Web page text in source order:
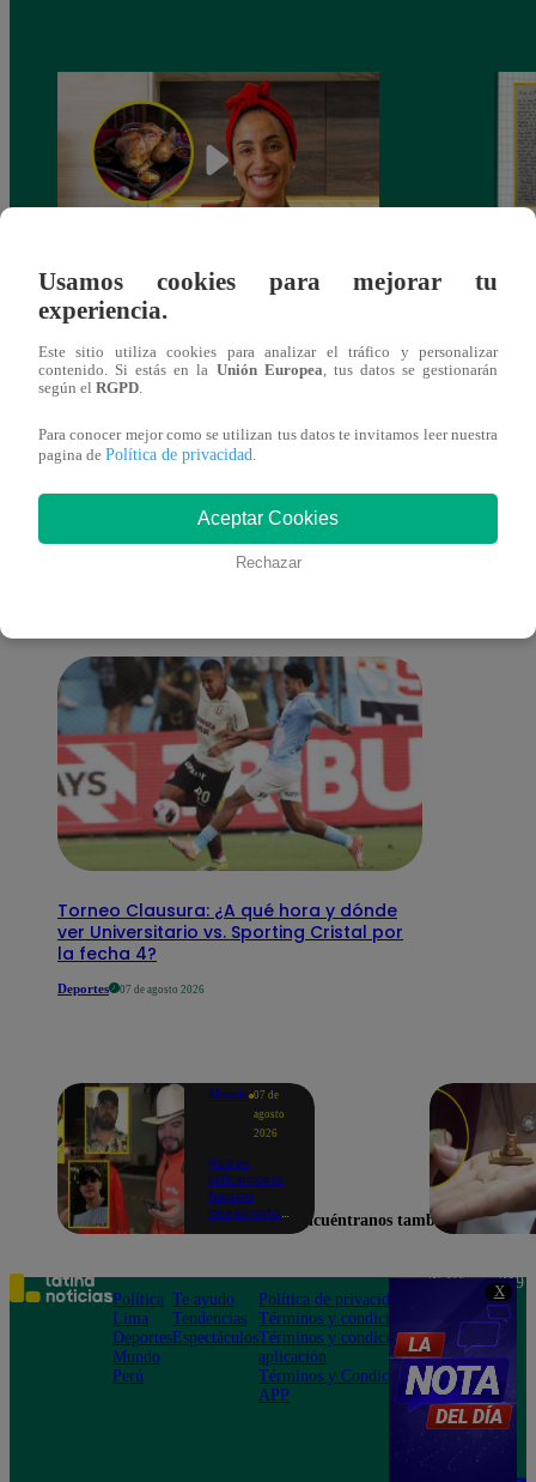
X
¿Por qué Nelly Rossinelli se volvió viral
antes de Navidad?
También te puede
interesar
Torneo Clausura: ¿A qué hora y dónde
ver Universitario vs. Sporting Cristal por
la fecha 4?
Deportes 07 de agosto 2026
Mundo 07 de
agosto
2026
Nueve
influencers
fueron
asesinados
el Cártel de
Sinaloa
Usamos cookies para mejorar tu
experiencia.
Este sitio utiliza cookies para analizar el tráfico y personalizar
contenido. Si estás en la Unión Europea , tus datos se gestionarán
según el RGPD
Para conocer mejor como se utilizan tus datos te invitamos leer nuestra
pagina de Política de privacidad
Aceptar Cookies
Rechazar
Encuéntranos también en
Política
Lima
Deportes
Mundo
Perú
Te ayudo
Tendencias
Espectáculos
Política de privacidad
Términos y condiciones
Términos y condiciones
aplicación
Términos y Condiciones
APP
Teléfono: 219
Av. San
Felipe 968
Jesús María